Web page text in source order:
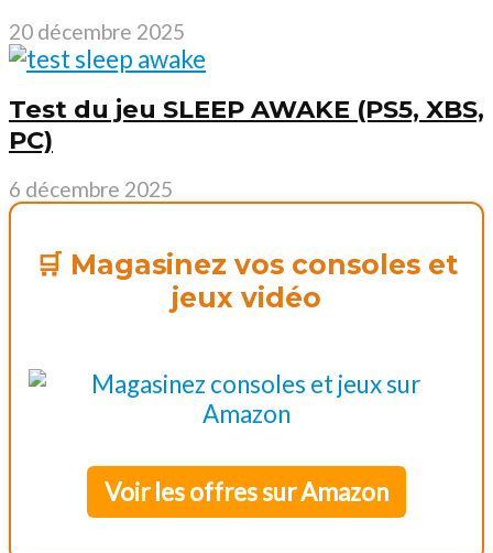
20 décembre 2025
Test du jeu SLEEP AWAKE (PS5, XBS,
PC)
6 décembre 2025
🛒 Magasinez vos consoles et
jeux vidéo
Voir les offres sur Amazon